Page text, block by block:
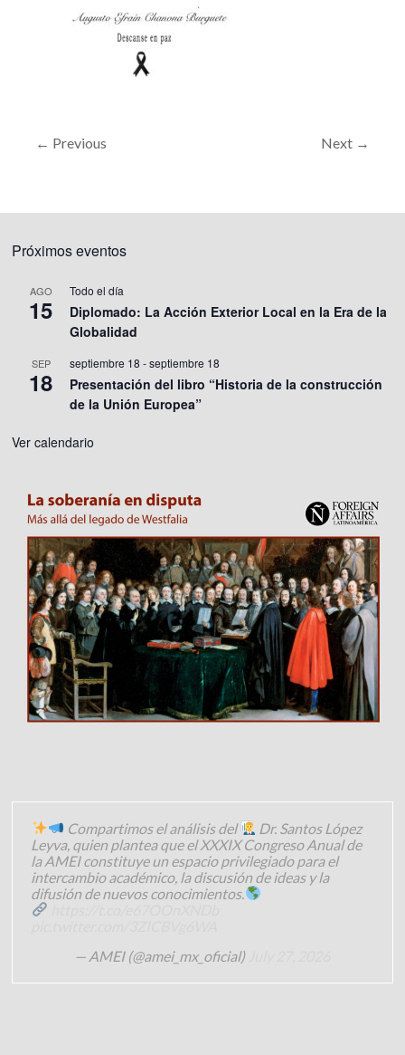
← Previous Next →
Próximos eventos
AGO
15
Todo el día
Diplomado: La Acción Exterior Local en la Era de la
Globalidad
SEP
18
septiembre 18 -septiembre 18
Presentación del libro “Historia de la construcción
de la Unión Europea”
Ver calendario
Compartimos el análisis del
Dr. Santos López
Leyva, quien plantea que el XXXIX Congreso Anual de
la AMEI constituye un espacio privilegiado para el
intercambio académico, la discusión de ideas y la
difusión de nuevos conocimientos.
— AMEI (@amei_mx_oficial)